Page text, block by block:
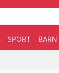
SPORT BARN